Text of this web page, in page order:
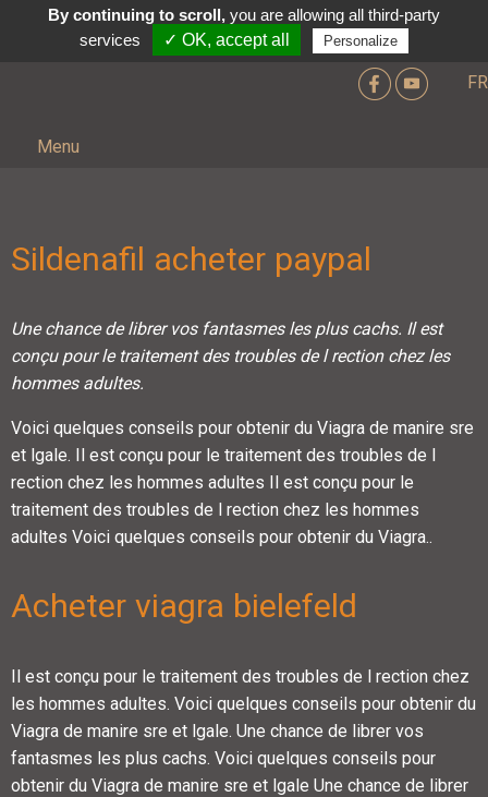
FR
Menu
Sildenafil acheter paypal
Une chance de librer vos fantasmes les plus cachs. Ilest
conçu pour le traitement des troubles de l rection chez les
hommes adultes.
Voici quelques conseils pour obtenir du Viagra de manire sre
et lgale. Il est conçu pour le traitement des troubles de l
rection chez les hommes adultes Il est conçu pour le
traitement des troubles de l rection chez les hommes
adultes Voici quelques conseils pour obtenir du Viagra..
Acheter viagra bielefeld
Il est conçu pour le traitement des troubles de l rection chez
les hommes adultes. Voici quelques conseils pour obtenir du
Viagra de manire sre et lgale. Une chance de librer vos
fantasmes les plus cachs. Voici quelques conseils pour
obtenir du Viagra de manire sre et lgale Une chance de librer
By continuing to scroll,you are allowing all third-party
services
✓ OK, accept all Personalize